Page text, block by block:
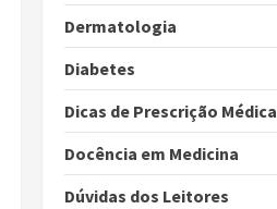
Dermatologia
Diabetes
Dicas de Prescrição Médica
Docência em Medicina
Dúvidas dos Leitores